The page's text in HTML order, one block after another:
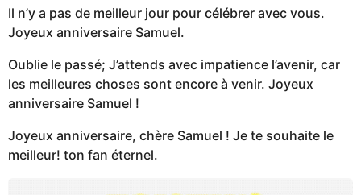
Il n’y a pas de meilleur jour pour célébrer avec vous.
Joyeux anniversaire Samuel.
Oublie le passé; J’attends avec impatience l’avenir, car
les meilleures choses sont encore à venir. Joyeux
anniversaire Samuel !
Joyeux anniversaire, chère Samuel ! Je te souhaite le
meilleur! ton fan éternel.